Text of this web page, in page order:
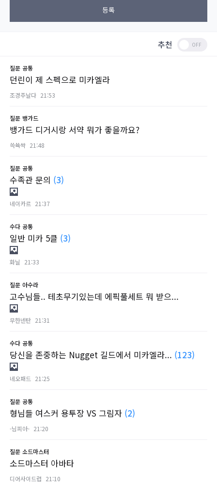
등록
추천
질문 공통
던린이 제 스펙으로 미카엘라
조경주날다 21:53
질문 뱅가드
뱅가드 디거시랑 서약 뭐가 좋을까요?
쓱쑉쌱 21:48
질문 공통
수족관 문의 (3)
네이카르 21:37
수다 공통
일반 미카 5클 (3)
화닐 21:33
질문 아수라
고수님들.. 테초무기있는데 에픽풀세트 뭐 받으...
무한넨탄 21:31
수다 공통
당신을 존중하는 Nugget 길드에서 미카엘라... (123)
네오패드 21:25
질문 공통
형님들 여스커 용투장 VS 그림자 (2)
-님피아- 21:20
질문 소드마스터
소드마스터 아바타
디어사이드럽 21:10